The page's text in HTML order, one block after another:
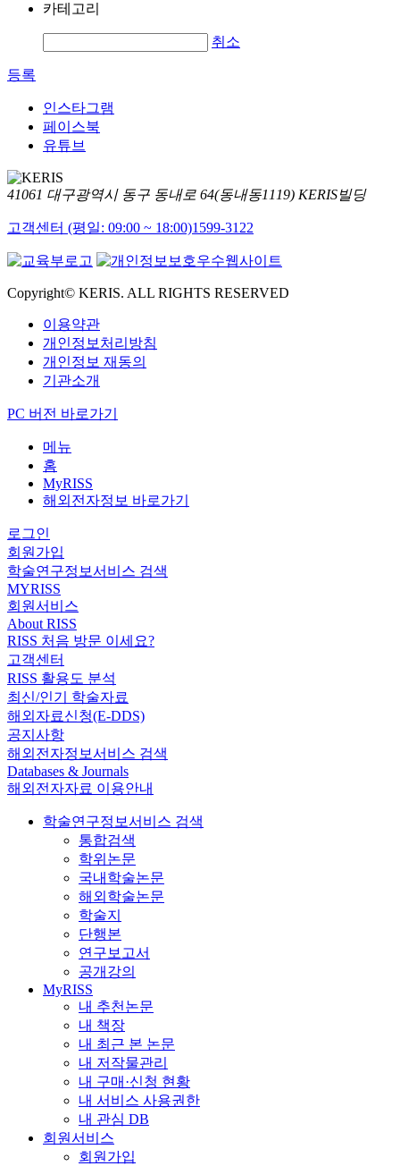
카테고리
취소
등록
인스타그램
페이스북
유튜브
41061 대구광역시 동구 동내로 64(동내동1119) KERIS빌딩
고객센터 (평일: 09:00 ~ 18:00)1599-3122
Copyright© KERIS. ALL RIGHTS RESERVED
이용약관
개인정보처리방침
개인정보 재동의
기관소개
PC 버전 바로가기
메뉴
홈
MyRISS
해외전자정보 바로가기
로그인
회원가입
학술연구정보서비스 검색
MYRISS
회원서비스
About RISS
RISS 처음 방문 이세요?
고객센터
RISS 활용도 분석
최신/인기 학술자료
해외자료신청(E-DDS)
공지사항
해외전자정보서비스 검색
Databases & Journals
해외전자자료 이용안내
학술연구정보서비스 검색
통합검색
학위논문
국내학술논문
해외학술논문
학술지
단행본
연구보고서
공개강의
MyRISS
내 추천논문
내 책장
내 최근 본 논문
내 저작물관리
내 구매·신청 현황
내 서비스 사용권한
내 관심 DB
회원서비스
회원가입